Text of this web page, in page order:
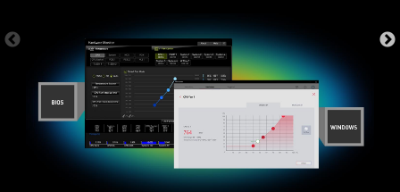
atreven con el máximo rendimiento.